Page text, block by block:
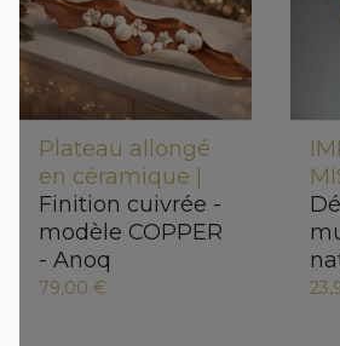
Plateau allongé
en céramique |
Finition cuivrée -
modèle COPPER
- Anoq
79,00 €